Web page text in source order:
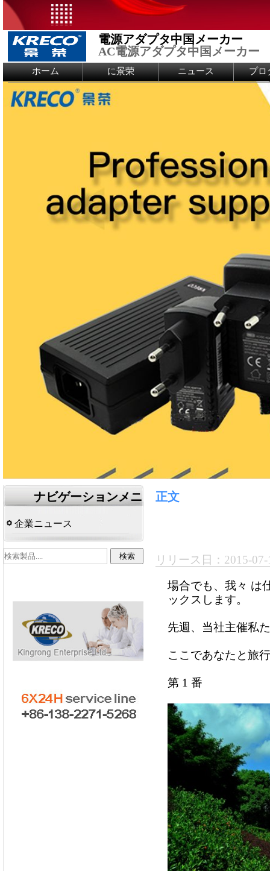
Logo Picture
電源アダプタ中国メーカー
AC電源アダプタ中国メーカー
ホーム に景荣 ニュース プロ
ナビゲーションメニ
ュー
企業ニュース
正文
リリース日：2015-
場合でも、我々 は
ックスします。
先週、当社主催私
ここであなたと旅
第 1 番